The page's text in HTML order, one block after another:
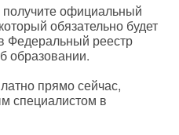
официальный
обязательно будет
Федеральный реестр
образовании.
прямо сейчас,
специалистом в